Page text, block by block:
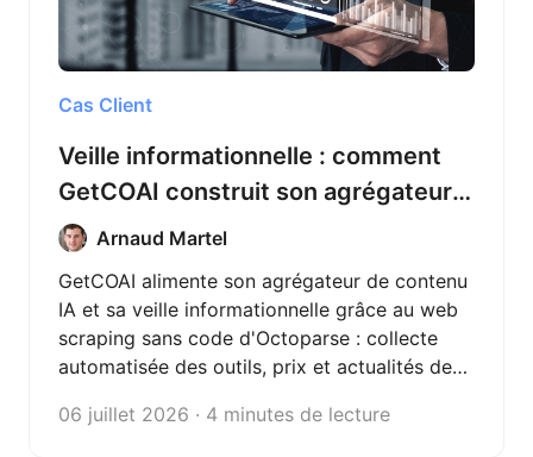
Cas Client
Veille informationnelle : comment
GetCOAI construit son agrégateur
d’outils d’IA avec Octoparse
Arnaud Martel
GetCOAI alimente son agrégateur de contenu
IA et sa veille informationnelle grâce au web
scraping sans code d'Octoparse : collecte
automatisée des outils, prix et actualités de
06 juillet 2026 · 4 minutes de lecture